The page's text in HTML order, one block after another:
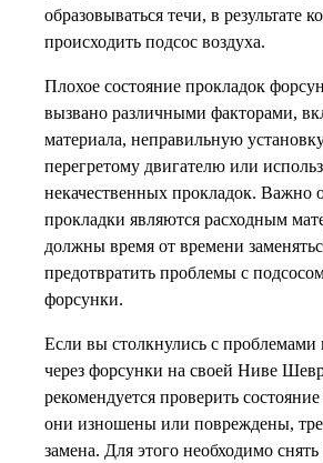
образовываться течи, в результате
происходить подсос воздуха.
Плохое состояние прокладок
вызвано различными факторами,
материала, неправильную
перегретому двигателю или
некачественных прокладок. Важно
прокладки являются расходным
должны время от времени
предотвратить проблемы с
форсунки.
Если вы столкнулись с проблемами
через форсунки на своей Ниве
рекомендуется проверить
они изношены или повреждены,
замена. Для этого необходимо